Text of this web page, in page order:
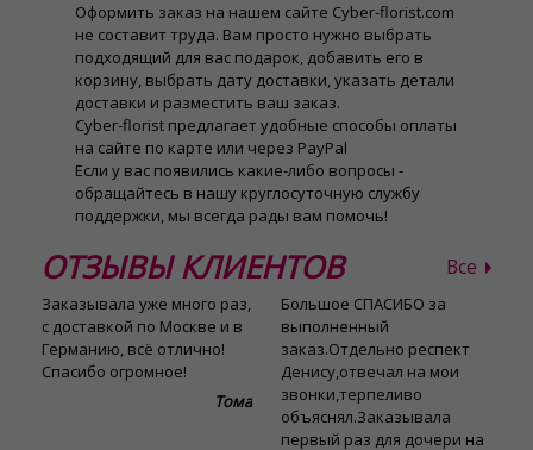
Оформить заказ на нашем сайте Cyber-florist.com
не составит труда. Вам просто нужно выбрать
подходящий для вас подарок, добавить его в
корзину, выбрать дату доставки, указать детали
доставки и разместить ваш заказ.
Cyber-florist предлагает удобные способы оплаты
на сайте по карте или через PayPal
Если у вас появились какие-либо вопросы -
обращайтесь в нашу круглосуточную службу
поддержки, мы всегда рады вам помочь!
ОТЗЫВЫ КЛИЕНТОВ Все
Заказывала уже много раз,
с доставкой по Москве и в
Германию, всё отлично!
Спасибо огромное!
Тома
Большое СПАСИБО за
выполненный
заказ.Отдельно респект
Денису,отвечал на мои
звонки,терпеливо
объяснял.Заказывала
первый раз для дочери на